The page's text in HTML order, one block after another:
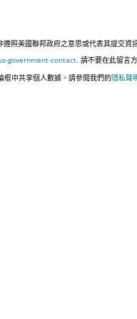
照美國聯邦政府之意思或代表其提交資
government-contact. 請不要在此留言
框中共享個人數據。請參閱我們的隱私聲